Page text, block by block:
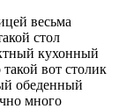
весьма
стол
кухонный
вот столик
обеденный
много